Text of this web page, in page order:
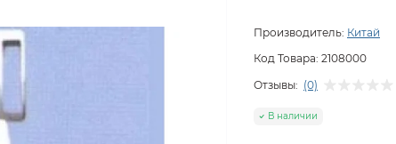
Производитель: Китай
Код Товара: 2108000
Отзывы: (0)
В наличии